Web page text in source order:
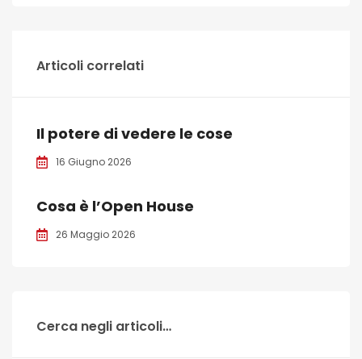
Articoli correlati
Il potere di vedere le cose
16 Giugno 2026
Cosa è l’Open House
26 Maggio 2026
Cerca negli articoli…